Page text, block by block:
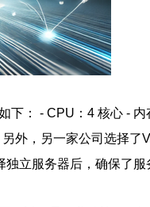
： - CPU：4 核心 -
外，另一家公司选择
立服务器后，确保了服